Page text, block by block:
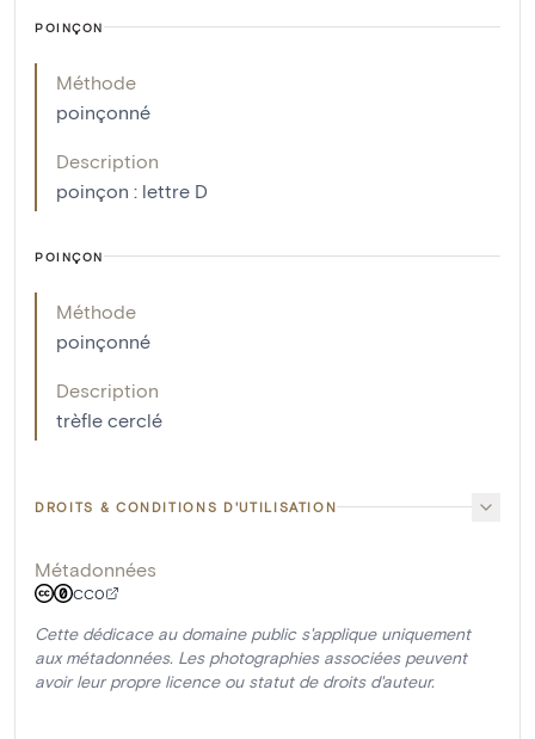
POINÇON
Méthode
poinçonné
Description
poinçon : lettre D
POINÇON
Méthode
poinçonné
Description
trèfle cerclé
DROITS & CONDITIONS D'UTILISATION
Métadonnées
CC0
Cette dédicace au domaine public s'applique uniquement
aux métadonnées. Les photographies associées peuvent
avoir leur propre licence ou statut de droits d'auteur.